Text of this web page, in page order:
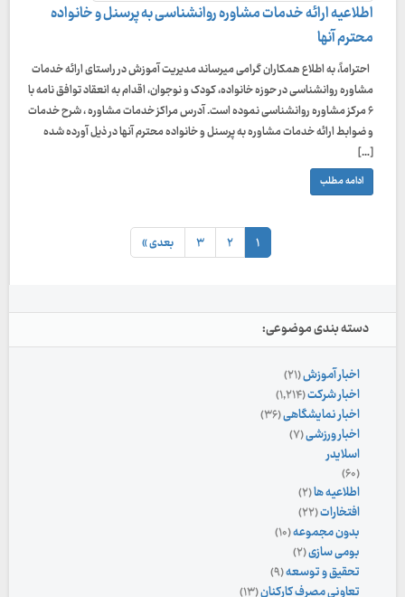
اطلاعیه ارائه خدمات مشاوره روانشناسی به پرسنل و خانواده
محترم آنها
احتراماً، به اطلاع همکاران گرامی میرساند مدیریت آموزش در راستای ارائه خدمات
مشاوره روانشناسی در حوزه خانواده، کودک و نوجوان، اقدام به انعقاد توافق نامه با
۶ مرکز مشاوره روانشناسی نموده است. آدرس مراکز خدمات مشاوره ، شرح خدمات
و ضوابط ارائه خدمات مشاوره به پرسنل و خانواده محترم آنها در ذیل آورده شده
[…]
ادامه مطلب
۱ ۲ ۳ بعدی »
دسته بندی موضوعی:
اخبار آموزش(۲۱)
اخبار شرکت(۱,۲۱۴)
اخبار نمایشگاهی(۳۶)
اخبار ورزشی(۷)
اسلایدر
(۶۰)
اطلاعیه ها(۲)
افتخارات(۲۲)
بدون مجموعه(۱۰)
بومی سازی(۲)
تحقیق و توسعه(۹)
(۱۳)